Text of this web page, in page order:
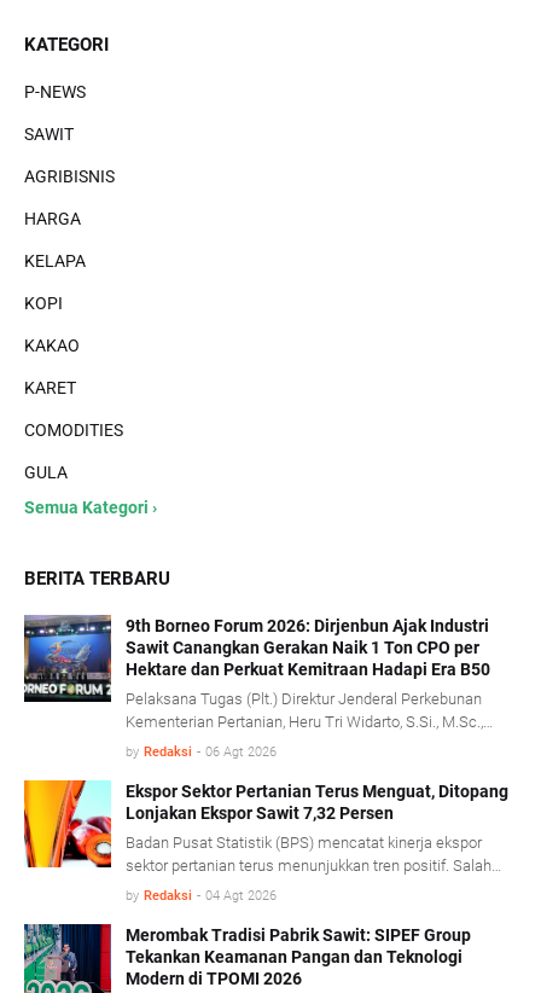
KATEGORI
P-NEWS
SAWIT
AGRIBISNIS
HARGA
KELAPA
KOPI
KAKAO
KARET
COMODITIES
GULA
Semua Kategori ›
BERITA TERBARU
9th Borneo Forum 2026: Dirjenbun Ajak Industri
Sawit Canangkan Gerakan Naik 1 Ton CPO per
Hektare dan Perkuat Kemitraan Hadapi Era B50
Pelaksana Tugas (Plt.) Direktur Jenderal Perkebunan
Kementerian Pertanian, Heru Tri Widarto, S.Si., M.Sc.,
mengajak seluruh pemangku kepentingan industri kelapa
B50 sebagai momentum memperkuat produktivitas,
mempercepat transformasi tata kelola, serta
membangun kemitraan yang lebih kuat antara
perusahaan dan pekebun rakyat.
by Redaksi - 06 Agt 2026
Ekspor Sektor Pertanian Terus Menguat, Ditopang
Lonjakan Ekspor Sawit 7,32 Persen
Badan Pusat Statistik (BPS) mencatat kinerja ekspor
sektor pertanian terus menunjukkan tren positif. Salah
satu pendorong kinerja tersebut berasal dari komoditas
turunannya yang mencatat pertumbuhan ekspor cukup
signifikan. BPS mencatat, sepanjang Januari- Juni 2026
nilai ekspor CPO dan produk turunannya tumbuh 7,32
by Redaksi - 04 Agt 2026
Merombak Tradisi Pabrik Sawit: SIPEF Group
Tekankan Keamanan Pangan dan Teknologi
Modern di TPOMI 2026